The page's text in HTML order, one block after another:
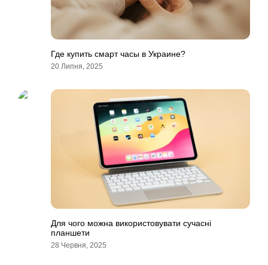
Где купить смарт часы в Украине?
20 Липня, 2025
Для чого можна використовувати сучасні
планшети
28 Червня, 2025